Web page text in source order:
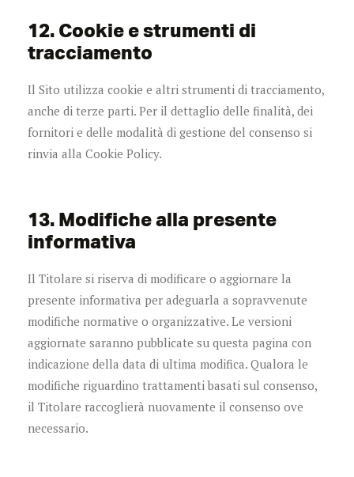
12. Cookie e strumenti di
tracciamento
Il Sito utilizza cookie e altri strumenti di tracciamento,
anche di terze parti. Per il dettaglio delle finalità, dei
fornitori e delle modalità di gestione del consenso si
rinvia alla Cookie Policy.
13. Modifiche alla presente
informativa
Il Titolare si riserva di modificare o aggiornare la
presente informativa per adeguarla a sopravvenute
modifiche normative o organizzative. Le versioni
aggiornate saranno pubblicate su questa pagina con
indicazione della data di ultima modifica. Qualora le
modifiche riguardino trattamenti basati sul consenso,
il Titolare raccoglierà nuovamente il consenso ove
necessario.